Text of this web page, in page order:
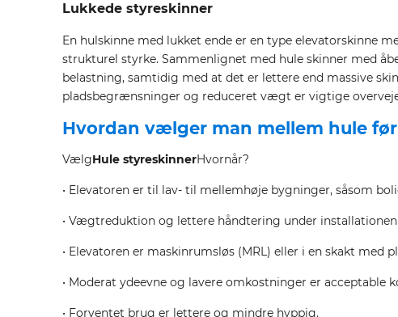
Lukkede styreskinner
En hulskinne med lukket ende er en type elevatorskinne
strukturel styrke. Sammenlignet med hule skinner med
belastning, samtidig med at det er lettere end massive
pladsbegrænsninger og reduceret vægt er vigtige
Hvordan vælger man mellem hule
VælgHule styreskinnerHvornår?
• Elevatoren er til lav- til mellemhøje bygninger, såsom
• Vægtreduktion og lettere håndtering under
• Elevatoren er maskinrumsløs (MRL) eller i en skakt med
• Moderat ydeevne og lavere omkostninger er acceptable
• Forventet brug er lettere og mindre hyppig.